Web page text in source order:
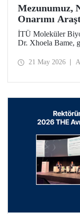
Mezunumuz,
Onarımı
Forbes 30
İTÜ Moleküler
Dr. Xhoela Bame,
çalışmaları
21 May 2026